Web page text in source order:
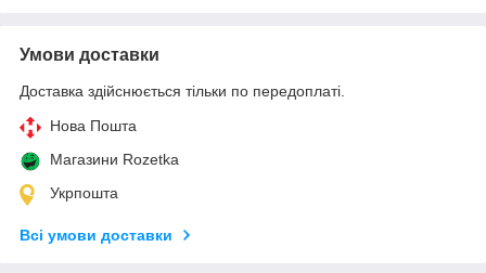
Умови доставки
Доставка здійснюється тільки по передоплаті.
Нова Пошта
Магазини Rozetka
Укрпошта
Всі умови доставки